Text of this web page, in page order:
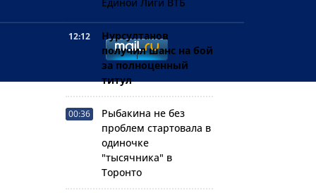
12:12
Нурсултанов
получил шанс на бой
за полноценный
титул
00:36
Рыбакина не без
проблем стартовала в
одиночке
"тысячника" в
Торонто